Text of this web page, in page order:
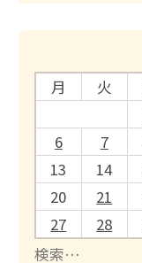
月
火
6
7
13
14
20
21
27
28
検